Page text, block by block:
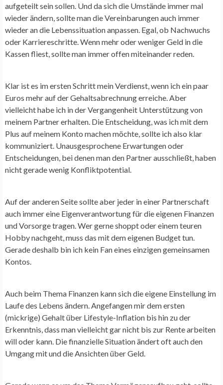
aufgeteilt sein sollen. Und da sich die Umstände immer mal
wieder ändern, sollte man die Vereinbarungen auch immer
wieder an die Lebenssituation anpassen. Egal, ob Nachwuchs
oder Karriereschritte. Wenn mehr oder weniger Geld in die
Kassen fliest, sollte man immer offen miteinander reden.
Klar ist es im ersten Schritt mein Verdienst, wenn ich ein paar
Euros mehr auf der Gehaltsabrechnung erreiche. Aber
vielleicht habe ich in der Vergangenheit Unterstützung von
meinem Partner erhalten. Die Entscheidung, was ich mit dem
Plus auf meinem Konto machen möchte, sollte ich also klar
kommuniziert. Unausgesprochene Erwartungen oder
Entscheidungen, bei denen man den Partner ausschließt, haben
nicht gerade wenig Konfliktpotential.
Auf der anderen Seite sollte aber jeder in einer Partnerschaft
auch immer eine Eigenverantwortung für die eigenen Finanzen
und Vorsorge tragen. Wer gerne shoppt oder einem teuren
Hobby nachgeht, muss das mit dem eigenen Budget tun.
Gerade deshalb bin ich kein Fan eines einzigen gemeinsamen
Kontos.
Auch beim Thema Finanzen kann sich die eigene Einstellung im
Laufe des Lebens ändern. Angefangen mir dem ersten
(mickrige) Gehalt über Lifestyle-Inflation bis hin zu der
Erkenntnis, dass man vielleicht gar nicht bis zur Rente arbeiten
will oder kann. Die finanzielle Situation ändert oft auch den
Umgang mit und die Ansichten über Geld.